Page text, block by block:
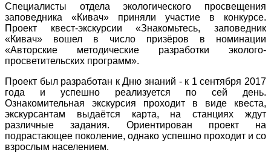
Специалисты отдела экологического просвещения
заповедника «Кивач» приняли участие в конкурсе.
Проект квест-экскурсии «Знакомьтесь, заповедник
«Кивач» вошел в число призёров в номинации
«Авторские методические разработки эколого-
просветительских программ».
Проект был разработан к Дню знаний - к 1 сентября 2017
года и успешно реализуется по сей день.
Ознакомительная экскурсия проходит в виде квеста,
экскурсантам выдаётся карта, на станциях ждут
различные задания. Ориентирован проект на
подрастающее поколение, однако успешно проходит и со
взрослым населением.